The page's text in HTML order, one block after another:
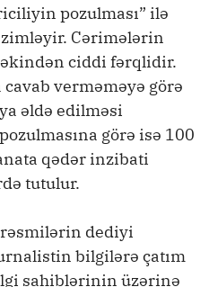
pozulması” ilə
Cərimələrin
ciddi fərqlidir.
verməməyə görə
əldə edilməsi
görə isə 100
qədər inzibati
tutulur.
dediyi
bilgilərə çatım
sahiblərinin üzərinə